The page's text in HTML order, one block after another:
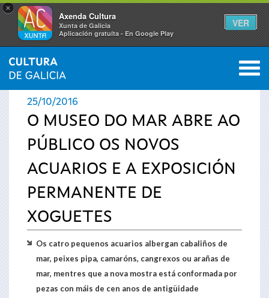
×
Axenda Cultura
Xunta de Galicia
Aplicación gratuíta - En Google Play
VER
Vostede
está
aquí
INICIO › ACTUALIDADE 0
25/10/2016
O MUSEO DO MAR ABRE AO
PÚBLICO OS NOVOS
ACUARIOS E A EXPOSICIÓN
PERMANENTE DE
XOGUETES
Os catro pequenos acuarios albergan cabaliños de
mar, peixes pipa, camaróns, cangrexos ou arañas de
mar, mentres que a nova mostra está conformada por
pezas con máis de cen anos de antigüidade